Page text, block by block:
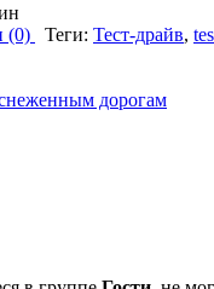
(0) Теги: Тест-драйв,
дорогам